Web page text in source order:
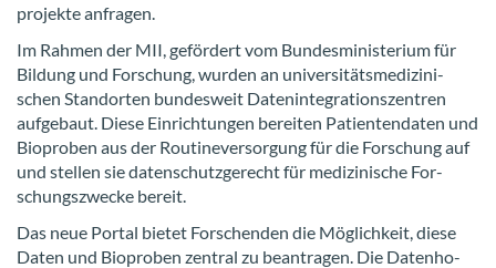
pro­jek­te an­fra­gen.
Im Rah­men der MII, ge­för­dert vom Bun­des­mi­nis­te­ri­um für
Bil­dung und For­schung, wur­den an uni­ver­si­täts­me­di­zi­ni­
schen Stand­or­ten bun­des­weit Da­ten­in­te­gra­ti­ons­zen­tren
auf­ge­baut. Diese Ein­rich­tun­gen be­rei­ten Pa­ti­en­ten­da­ten und
Bio­pro­ben aus der Rou­ti­ne­ver­sor­gung für die For­schung auf
und stel­len sie da­ten­schutz­ge­recht für me­di­zi­ni­sche For­
schungs­zwe­cke be­reit.
Das neue Por­tal bie­tet For­schen­den die Mög­lich­keit, diese
Daten und Bio­pro­ben zen­tral zu be­an­tra­gen. Die Da­ten­ho­